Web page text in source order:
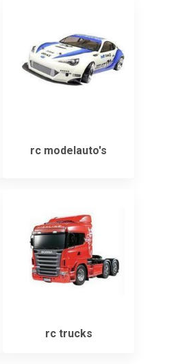
rc modelauto's
rc trucks